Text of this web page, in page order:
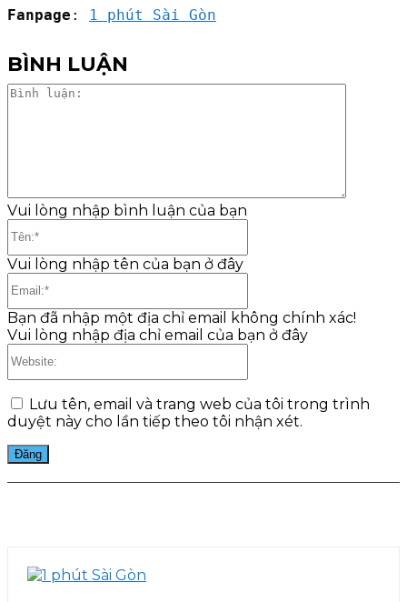
Fanpage : 1 phút Sài Gòn
BÌNH LUẬN
Vui lòng nhập bình luận của bạn
Vui lòng nhập tên của bạn ở đây
Bạn đã nhập một địa chỉ email không chính xác!
Vui lòng nhập địa chỉ email của bạn ở đây
Lưu tên, email và trang web của tôi trong trình
duyệt này cho lần tiếp theo tôi nhận xét.